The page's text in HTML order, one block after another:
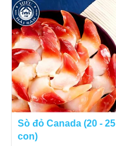
Sò đỏ Canada (20 - 25
con)